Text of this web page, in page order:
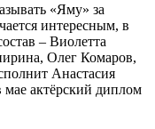
«Яму» за
интересным, в
– Виолетта
Олег Комаров,
Анастасия
актёрский диплом